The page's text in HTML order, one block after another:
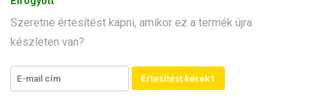
mennyiség
Szeretne értesítést kapni, amikor ez a termék újra
készleten van?
Értesítést kérek1